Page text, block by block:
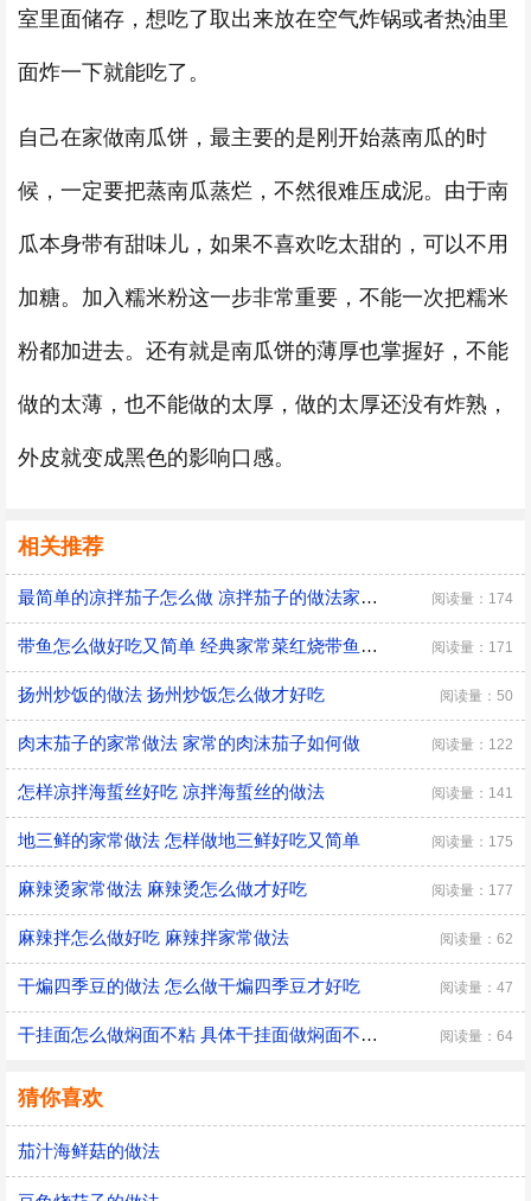
室里面储存，想吃了取出来放在空气炸锅或者热油里
面炸一下就能吃了。
自己在家做南瓜饼，最主要的是刚开始蒸南瓜的时
候，一定要把蒸南瓜蒸烂，不然很难压成泥。由于南
瓜本身带有甜味儿，如果不喜欢吃太甜的，可以不用
加糖。加入糯米粉这一步非常重要，不能一次把糯米
粉都加进去。还有就是南瓜饼的薄厚也掌握好，不能
做的太薄，也不能做的太厚，做的太厚还没有炸熟，
外皮就变成黑色的影响口感。
相关推荐
最简单的凉拌茄子怎么做 凉拌茄子的做法家常窍门 阅读量：174
带鱼怎么做好吃又简单 经典家常菜红烧带鱼的做法 阅读量：171
扬州炒饭的做法 扬州炒饭怎么做才好吃 阅读量：50
肉末茄子的家常做法 家常的肉沫茄子如何做 阅读量：122
怎样凉拌海蜇丝好吃 凉拌海蜇丝的做法 阅读量：141
地三鲜的家常做法 怎样做地三鲜好吃又简单 阅读量：175
麻辣烫家常做法 麻辣烫怎么做才好吃 阅读量：177
麻辣拌怎么做好吃 麻辣拌家常做法 阅读量：62
干煸四季豆的做法 怎么做干煸四季豆才好吃 阅读量：47
干挂面怎么做焖面不粘 具体干挂面做焖面不粘的方法 阅读量：64
猜你喜欢
茄汁海鲜菇的做法